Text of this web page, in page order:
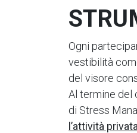
Ogni
vestibilità
del visore
Al termine del
di Stress
l’attività